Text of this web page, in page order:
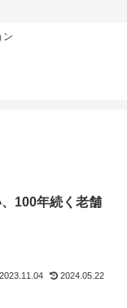
ン
100年続く老舗
2023.11.04 2024.05.22